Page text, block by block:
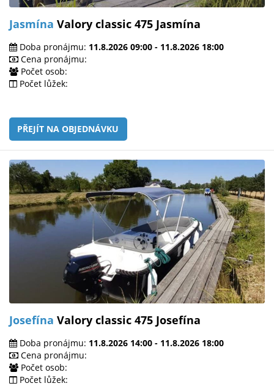
Jasmína Valory classic 475 Jasmína
Doba pronájmu: 11.8.2026 09:00 - 11.8.2026 18:00
Cena pronájmu:
Počet osob:
Počet lůžek:
PŘEJÍT NA OBJEDNÁVKU
Josefína Valory classic 475 Josefína
Doba pronájmu: 11.8.2026 14:00 - 11.8.2026 18:00
Cena pronájmu:
Počet osob:
Počet lůžek: